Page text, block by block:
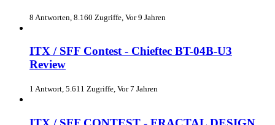
8 Antworten, 8.160 Zugriffe, Vor 9 Jahren
ITX / SFF Contest - Chieftec BT-04B-U3
Review
1 Antwort, 5.611 Zugriffe, Vor 7 Jahren